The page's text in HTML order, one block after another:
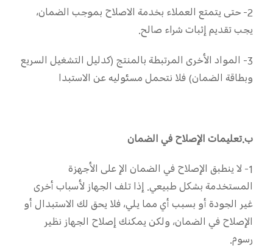
2- حتى يتمتع العملاء بخدمة الاصلاح بموجب الضمان،
يجب تقديم إثبات شراء صالح.
3- المواد الأخرى المرتبطة بالمنتج (كدليل التشغيل السريع
وبطاقة الضمان) فلا نتحمل مسئوليه عن الاستبدا
ب.تعليمات الإصلاح في الضمان
1- لا ينطبق الإصلاح في الضمان الإ على الأجهزة
المستخدمة بشكل طبيعي. إذا تلف الجهاز لأسباب أخرى
غير الجودة أو بسبب أي مما يلي، فلا يحق لك الاستبدال أو
الإصلاح في الضمان، ولكن يمكنك إصلاح الجهاز نظير
رسوم.